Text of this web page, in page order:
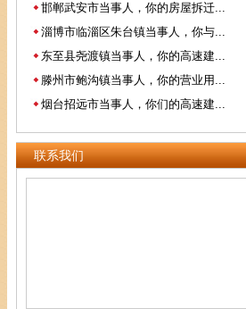
邯郸武安市当事人，你的房屋拆迁...
淄博市临淄区朱台镇当事人，你与...
东至县尧渡镇当事人，你的高速建...
滕州市鲍沟镇当事人，你的营业用...
烟台招远市当事人，你们的高速建...
联系我们